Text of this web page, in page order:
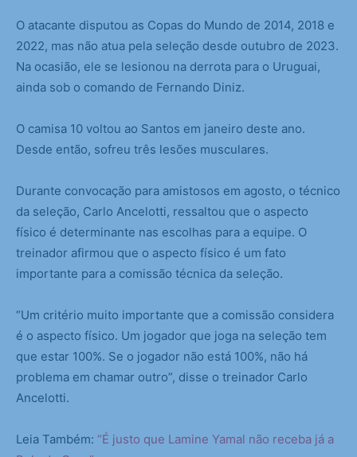
O atacante disputou as Copas do Mundo de 2014, 2018 e
2022, mas não atua pela seleção desde outubro de 2023.
Na ocasião, ele se lesionou na derrota para o Uruguai,
ainda sob o comando de Fernando Diniz.
O camisa 10 voltou ao Santos em janeiro deste ano.
Desde então, sofreu três lesões musculares.
Durante convocação para amistosos em agosto, o técnico
da seleção, Carlo Ancelotti, ressaltou que o aspecto
físico é determinante nas escolhas para a equipe. O
treinador afirmou que o aspecto físico é um fato
importante para a comissão técnica da seleção.
“Um critério muito importante que a comissão considera
é o aspecto físico. Um jogador que joga na seleção tem
que estar 100%. Se o jogador não está 100%, não há
problema em chamar outro”, disse o treinador Carlo
Ancelotti.
Leia Também: “É justo que Lamine Yamal não receba já a